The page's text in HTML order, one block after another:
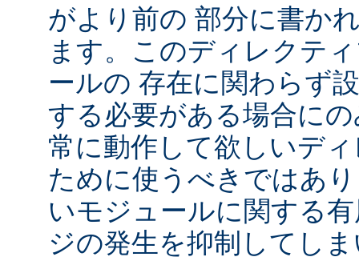
がより前の 部分に書か
ます。このディレクテ
ールの 存在に関わらず
する必要がある場合に
常に動作して欲しいデ
ために使うべきではあ
いモジュールに関する
ジの発生を抑制してし